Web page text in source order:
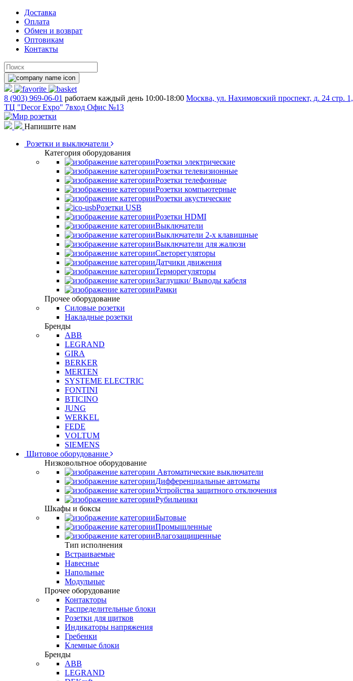
Доставка
Оплата
Обмен и возврат
Оптовикам
Контакты
8 (903) 969-06-01 работаем каждый день 10:00-18:00 Москва, ул. Нахимовский проспект, д. 24 стр. 1,
ТЦ "Decor Expo" 7вход Офис №13
Напишите нам
Розетки и выключатели
Категория оборудования
Розетки электрические
Розетки телевизионные
Розетки телефонные
Розетки компьютерные
Розетки акустические
Розетки USB
Розетки HDMI
Выключатели
Выключатели 2-х клавишные
Выключатели для жалюзи
Светорегуляторы
Датчики движения
Терморегуляторы
Заглушки/ Выводы кабеля
Рамки
Прочее оборудование
Силовые розетки
Накладные розетки
Бренды
ABB
LEGRAND
GIRA
BERKER
MERTEN
SYSTEME ELECTRIC
FONTINI
BTICINO
JUNG
WERKEL
FEDE
VOLTUM
SIEMENS
Щитовое оборудование
Низковольтное оборудование
Автоматические выключатели
Дифференциальные автоматы
Устройства защитного отключения
Рубильники
Шкафы и боксы
Бытовые
Промышленные
Влагозащищенные
Тип исполнения
Встраиваемые
Навесные
Напольные
Модульные
Прочее оборудование
Контакторы
Распределительные блоки
Розетки для щитков
Индикаторы напряжения
Гребенки
Клемные блоки
Бренды
ABB
LEGRAND